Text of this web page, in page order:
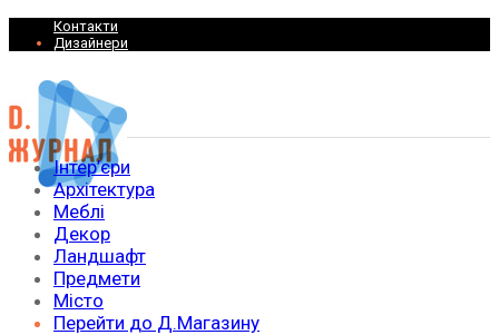
Контакти
Дизайнери
Інтер’єри
Архітектура
Меблі
Декор
Ландшафт
Предмети
Місто
Перейти до Д.Магазину